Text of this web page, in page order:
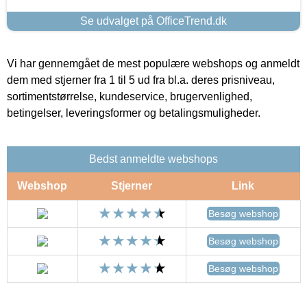
Se udvalget på OfficeTrend.dk
Vi har gennemgået de mest populære webshops og anmeldt
dem med stjerner fra 1 til 5 ud fra bl.a. deres prisniveau,
sortimentstørrelse, kundeservice, brugervenlighed,
betingelser, leveringsformer og betalingsmuligheder.
Bedst anmeldte webshops
Webshop Stjerner Link
Besøg webshop
Besøg webshop
Besøg webshop